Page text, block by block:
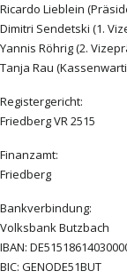
Ricardo Lieblein
Dimitri Sendetski (1.
Yannis Röhrig (2.
Tanja Rau
Registergericht:
Friedberg VR 2515
Finanzamt:
Friedberg
Bankverbindung:
Volksbank Butzbach
IBAN:
BIC: GENODE51BUT